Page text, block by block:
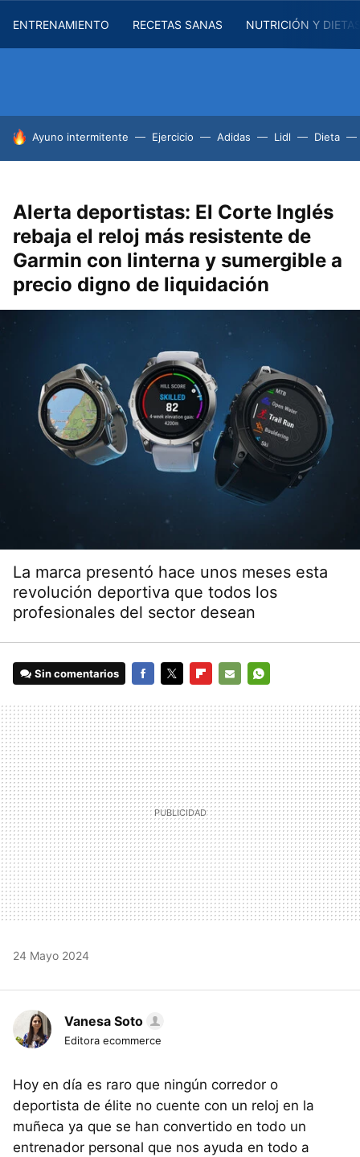
ENTRENAMIENTO RECETAS SANAS NUTRICIÓN Y
HOY SE HABLA DE
Ayuno intermitente Ejercicio Adidas Lidl Dieta
Alerta deportistas: El Corte Inglés
rebaja el reloj más resistente de
Garmin con linterna y sumergible a
precio digno de liquidación
La marca presentó hace unos meses esta
revolución deportiva que todos los
profesionales del sector desean
Sin comentarios
MAIL
24 Mayo 2024
Vanesa Soto
Editora ecommerce
Hoy en día es raro que ningún corredor o
deportista de élite no cuente con un reloj en la
muñeca ya que se han convertido en todo un
entrenador personal que nos ayuda en todo a